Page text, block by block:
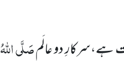
دو عالَمصَلَّی اللّٰہُ